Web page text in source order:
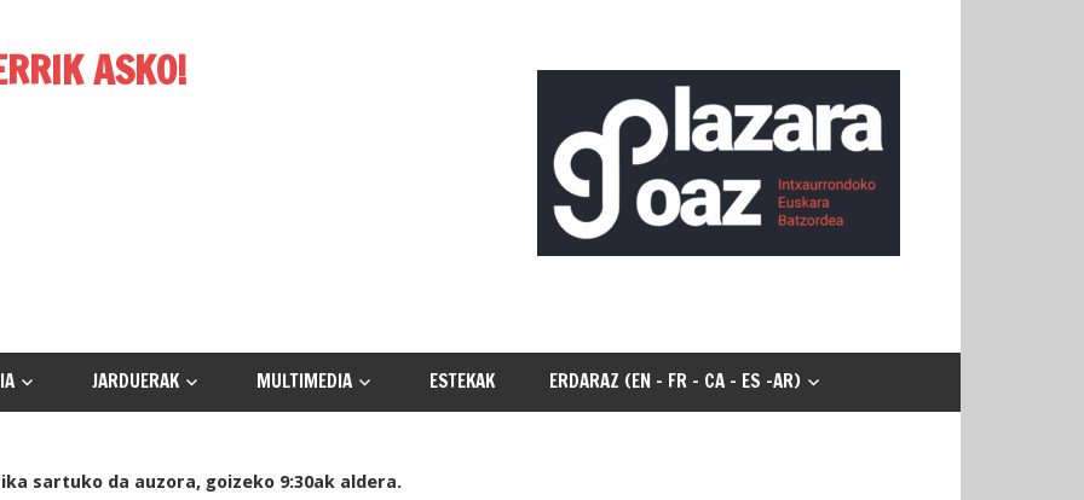
ASKO!
JARDUERAK MULTIMEDIA ESTEKAK ERDARAZ (EN - FR - CA - ES -AR)
sartuko da auzora, goizeko 9:30ak aldera.